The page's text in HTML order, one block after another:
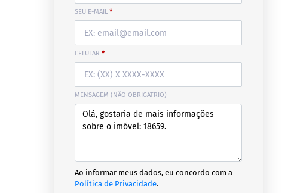
SEU E-MAIL *
CELULAR *
MENSAGEM (NÃO OBRIGATRIO)
Ao informar meus dados, eu concordo com a
Política de Privacidade.